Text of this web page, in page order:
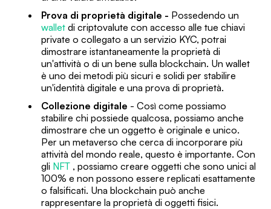
Prova di proprietà digitale - Possedendo un
wallet di criptovalute con accesso alle tue chiavi
private o collegato a un servizio KYC, potrai
dimostrare istantaneamente la proprietà di
un'attività o di un bene sulla blockchain. Un wallet
è uno dei metodi più sicuri e solidi per stabilire
un'identità digitale e una prova di proprietà.
Collezione digitale - Così come possiamo
stabilire chi possiede qualcosa, possiamo anche
dimostrare che un oggetto è originale e unico.
Per un metaverso che cerca di incorporare più
attività del mondo reale, questo è importante. Con
gli NFT , possiamo creare oggetti che sono unici al
100% e non possono essere replicati esattamente
o falsificati. Una blockchain può anche
rappresentare la proprietà di oggetti fisici.